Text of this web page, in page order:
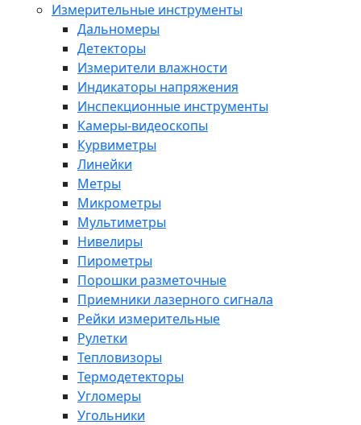
Измерительные инструменты
Дальномеры
Детекторы
Измерители влажности
Индикаторы напряжения
Инспекционные инструменты
Камеры-видеоскопы
Курвиметры
Линейки
Метры
Микрометры
Мультиметры
Нивелиры
Пирометры
Порошки разметочные
Приемники лазерного сигнала
Рейки измерительные
Рулетки
Тепловизоры
Термодетекторы
Угломеры
Угольники